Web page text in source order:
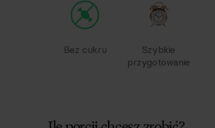
Bez cukru
Szybkie
przygotowanie